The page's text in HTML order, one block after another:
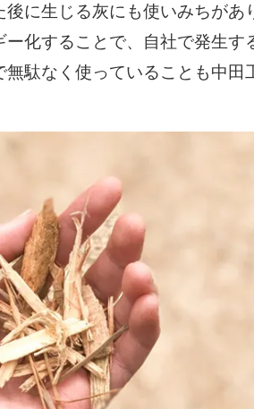
に生じる灰にも使いみちが
化することで、自社で発生
駄なく使っていることも中田